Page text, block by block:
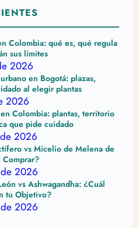
Colombia: qué es, qué regula
sus límites
2026
en Bogotá: plazas,
al elegir plantas
2026
Colombia: plantas, territorio
que pide cuidado
2026
vs Micelio de Melena de
2026
vs Ashwagandha: ¿Cuál
tu Objetivo?
2026